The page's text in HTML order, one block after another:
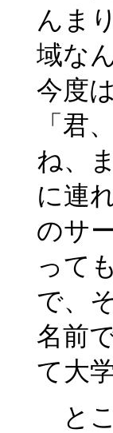
んま
域な
今度
「君
ね、
に連
のサ
って
で、
名前
て大
とこ